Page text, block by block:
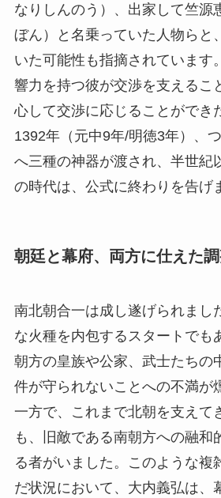
なりしんのう）、出家して竺源
ぼん）と名乗っていた人物らと
いた可能性も指摘されています
響力を持つ彼が交渉を支えるこ
心して交渉に応じることができ
1392年（元中9年/明徳3年）、
へ三種の神器が渡され、半世紀
の時代は、公式に終わりを告げ
朝廷と幕府、両方に仕えた
南北朝合一は成し遂げられまし
な火種を内包するスタートでも
朝方の皇族や公家、武士たちの
件が守られないことへの不満が
一方で、これまで北朝を支えて
も、旧敵である南朝方への融和
る者がいました。このような複
だ状況において、大内義弘は、